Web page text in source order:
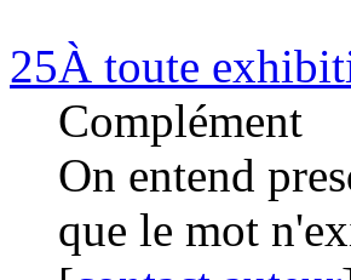
25À toute
Complément
On entend
que le mot